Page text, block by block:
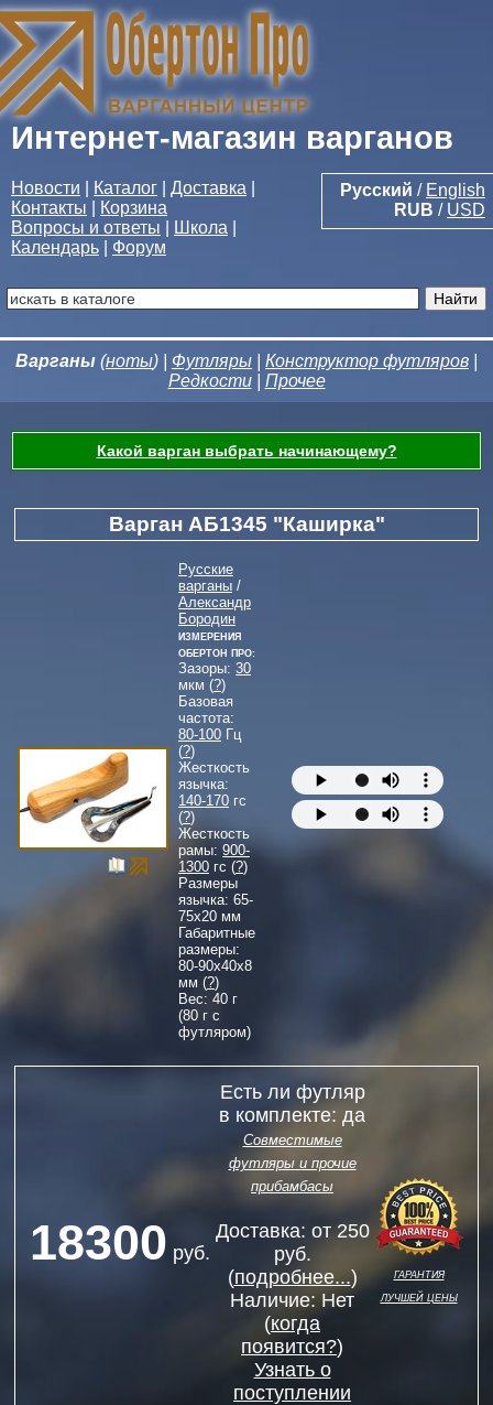
Интернет-магазин варганов
Русский / English
RUB / USD
Новости Каталог Доставка
Контакты
Корзина
Вопросы и ответы
Школа
Календарь
Форум
Варганы (ноты) | Футляры Конструктор футляров
Редкости| Прочее
Какой варган выбрать начинающему?
Варган АБ1345 "Каширка"
Русские
варганы /
Александр
Бородин
Измерения
Обертон Про:
Зазоры: 30
мкм (?)
Базовая
частота:
80-100 Гц
(?)
Жесткость
язычка:
140-170 гс
(?)
Жесткость
рамы: 900-
1300 гс (?)
Размеры
язычка: 65-
75x20 мм
Габаритные
размеры:
80-90x40x8
мм (?)
Вес: 40 г
(80 г с
футляром)
18300 руб.
Есть ли футляр
в комплекте: да
Совместимые
футляры и прочие
прибамбасы
Доставка: от 250
руб.
(подробнее...)
Наличие: Нет
(когда
появится?)
Узнать о
поступлении
гарантия
лучшей цены